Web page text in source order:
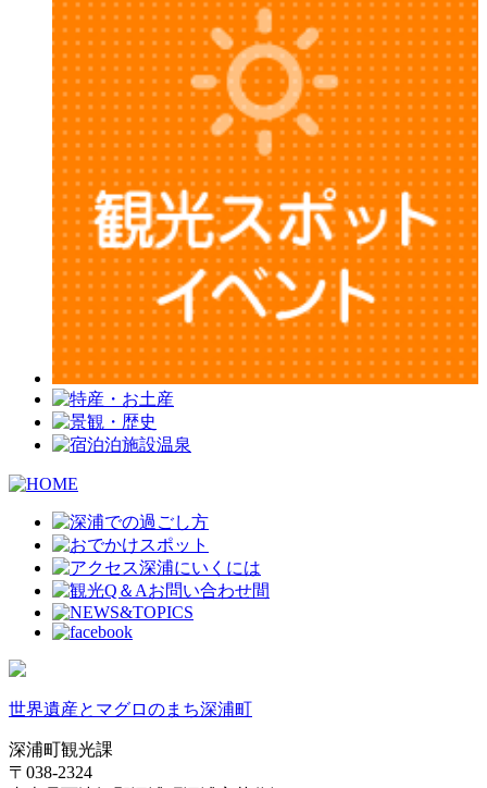
世界遺産とマグロのまち深浦町
深浦町観光課
〒038-2324